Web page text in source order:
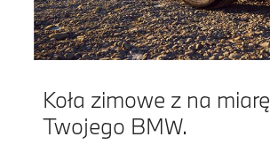
Koła zimowe z na miarę
Twojego BMW.